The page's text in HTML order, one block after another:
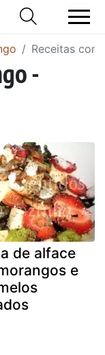
Receitas
-
de alface
e